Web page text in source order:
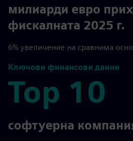
78,9
милиарди евро
фискалната 2025 г.
6% увеличение на сравнима
Ключови финансови данни
Top 10
Top 10
софтуерна